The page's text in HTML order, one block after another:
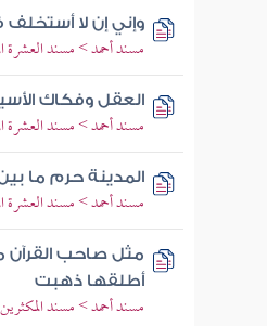
وإني إن لا
مسند أحمد > مسند العشرة
العقل وفكاك
مسند أحمد > مسند العشرة
المدينة حرم ما
مسند أحمد > مسند العشرة
مثل صاحب القرآن
أطلقها ذهبت
مسند أحمد > مسند